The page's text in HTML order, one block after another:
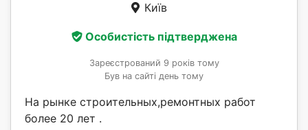
Київ
Особистість підтверджена
Зареєстрований 9 років тому
Був на сайті день тому
На рынке строительных,ремонтных работ
более 20 лет .